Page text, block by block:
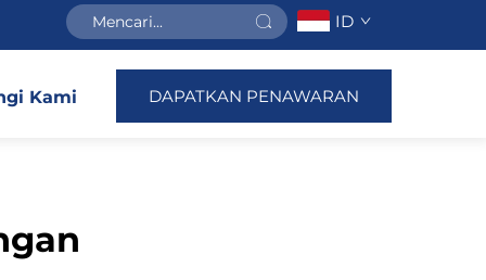
ID
Kami DAPATKAN PENAWARAN